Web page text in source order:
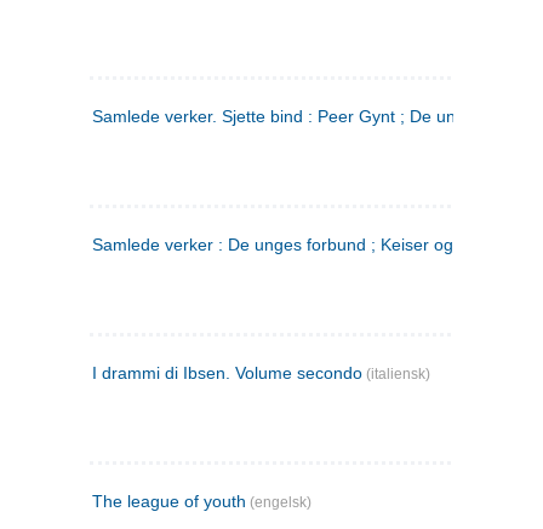
Samlede verker. Sjette bind : Peer Gynt ; De unges
Samlede verker : De unges forbund ; Keiser og Galilæer. 3
I drammi di Ibsen. Volume secondo (italiensk)
The league of youth (engelsk)